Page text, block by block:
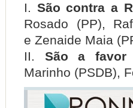
São contra a
Rosado (PP),
e Zenaide Maia
São a favor
Marinho (PSDB),